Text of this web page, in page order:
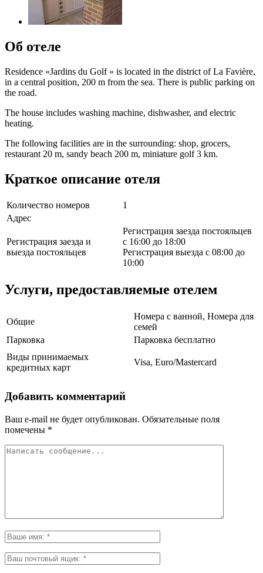
Об отеле
Residence «Jardins du Golf » is located in the district of La Favière,
in a central position, 200 m from the sea. There is public parking on
the road.
The house includes washing machine, dishwasher, and electric
heating.
The following facilities are in the surrounding: shop, grocers,
restaurant 20 m, sandy beach 200 m, miniature golf 3 km.
Краткое описание отеля
Количество номеров
1
Адрес
Регистрация заезда и
выезда постояльцев
Регистрация заезда постояльцев
с 16:00 до 18:00
Регистрация выезда с 08:00 до
10:00
Услуги, предоставляемые отелем
Общие
Номера с ванной, Номера для
семей
Парковка
Парковка бесплатно
Виды принимаемых
кредитных карт
Visa, Euro/Mastercard
Добавить комментарий
Ваш e-mail не будет опубликован. Обязательные поля
помечены *